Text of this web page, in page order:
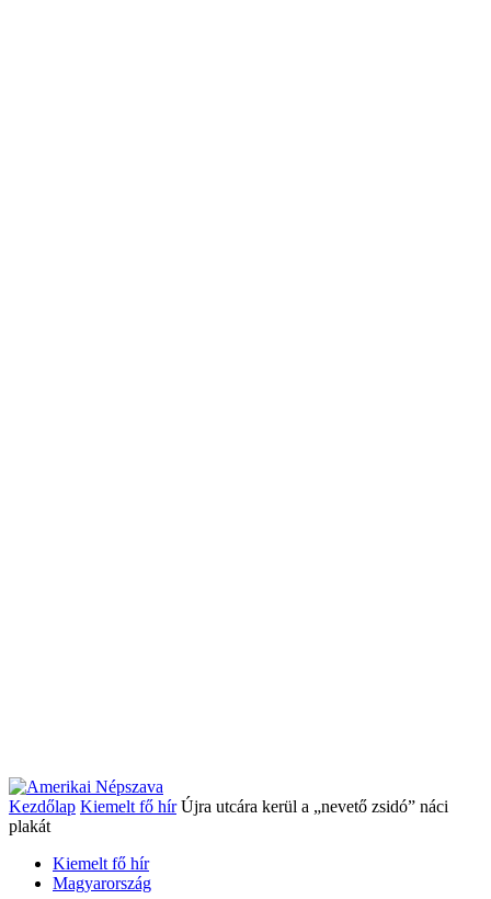
Kezdőlap Kiemelt fő hír Újra utcára kerül a „nevető zsidó” náci
plakát
Kiemelt fő hír
Magyarország